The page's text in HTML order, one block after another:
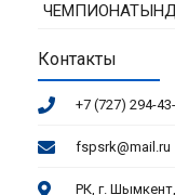
Контакты
+7 (727) 294-
fspsrk@mail.ru
РК, г.